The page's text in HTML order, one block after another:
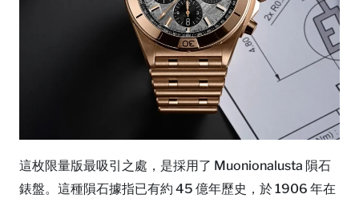
這枚限量版最吸引之處，是採用了 Muonionalusta 隕石
錶盤。這種隕石據指已有約 45 億年歷史，於 1906 年在